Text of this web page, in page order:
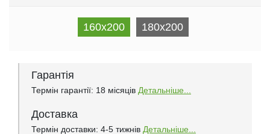
160x200 180x200
Гарантія
Термін гарантії: 18 місяців Детальніше...
Доставка
Термін доставки: 4-5 тижнів Детальніше...